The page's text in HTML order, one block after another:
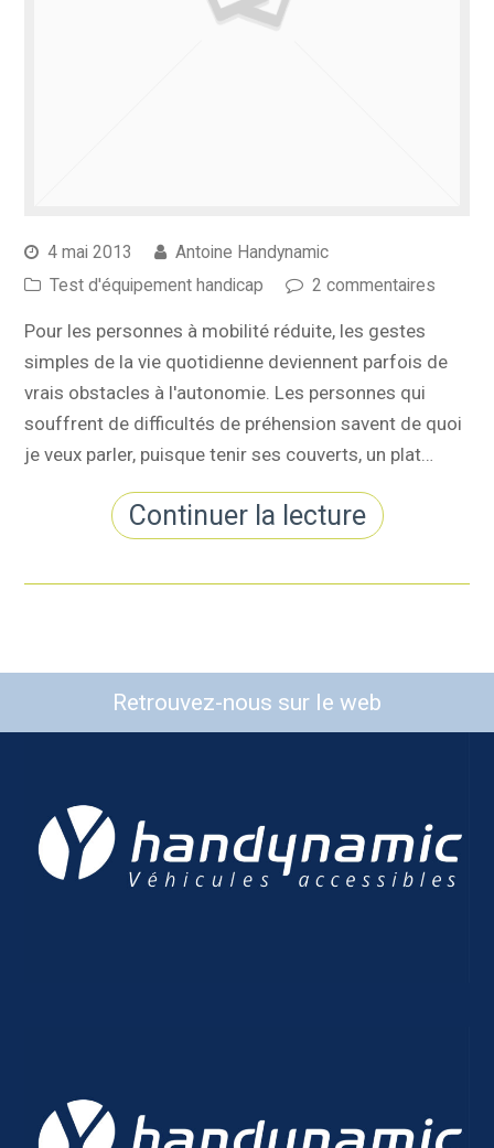
4 mai 2013
Antoine Handynamic
Test d'équipement handicap
2 commentaires
Pour les personnes à mobilité réduite, les gestes
simples de la vie quotidienne deviennent parfois de
vrais obstacles à l'autonomie. Les personnes qui
souffrent de difficultés de préhension savent de quoi
je veux parler, puisque tenir ses couverts, un plat…
Continuer la lecture
Retrouvez-nous sur le web